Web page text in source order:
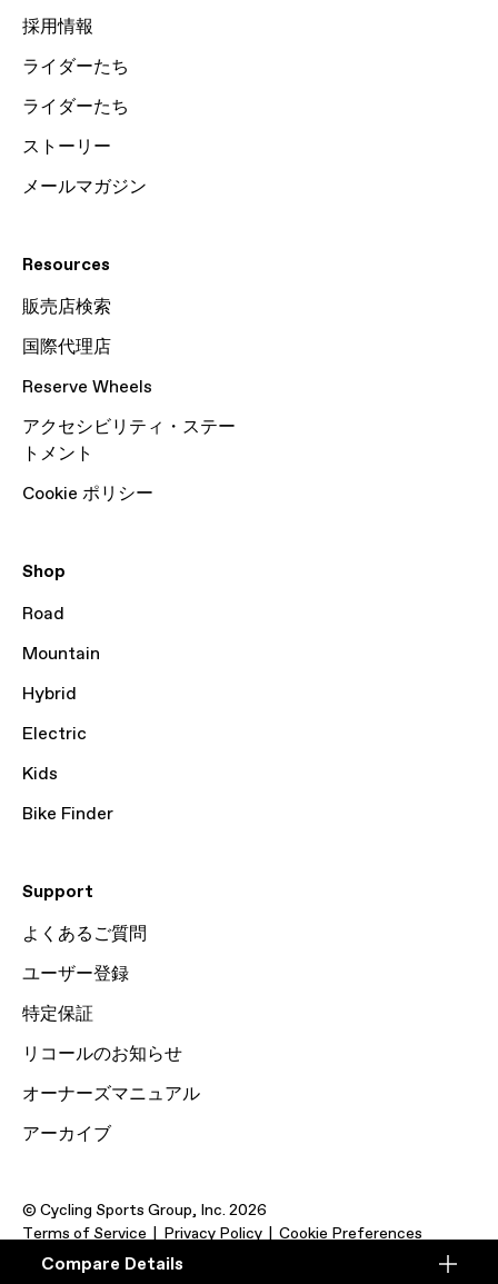
Compare
Compare Details
採用情報
ライダーたち
ライダーたち
ストーリー
メールマガジン
Resources
販売店検索
国際代理店
Reserve Wheels
アクセシビリティ・ステー
トメント
Cookie ポリシー
Shop
Road
Mountain
Hybrid
Electric
Kids
Bike Finder
Support
よくあるご質問
ユーザー登録
特定保証
リコールのお知らせ
オーナーズマニュアル
アーカイブ
© Cycling Sports Group, Inc. 2026
Terms of Service
Privacy Policy Cookie Preferences